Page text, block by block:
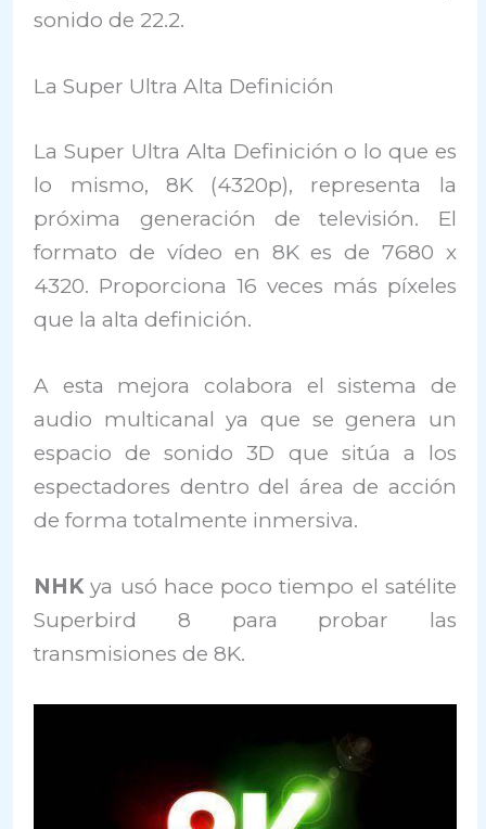
sonido de 22.2.
La Super Ultra Alta Definición
La Super Ultra Alta Definición o lo que es
lo mismo, 8K (4320p), representa la
próxima generación de televisión. El
formato de vídeo en 8K es de 7680 x
4320. Proporciona 16 veces más píxeles
que la alta definición.
A esta mejora colabora el sistema de
audio multicanal ya que se genera un
espacio de sonido 3D que sitúa a los
espectadores dentro del área de acción
de forma totalmente inmersiva.
NHKya usó hace poco tiempo el satélite
Superbird 8 para probar las
transmisiones de 8K.